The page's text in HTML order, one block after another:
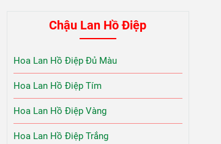
Chậu Lan Hồ Điệp
Hoa Lan Hồ Điệp Đủ Màu
Hoa Lan Hồ Điệp Tím
Hoa Lan Hồ Điệp Vàng
Hoa Lan Hồ Điệp Trắng